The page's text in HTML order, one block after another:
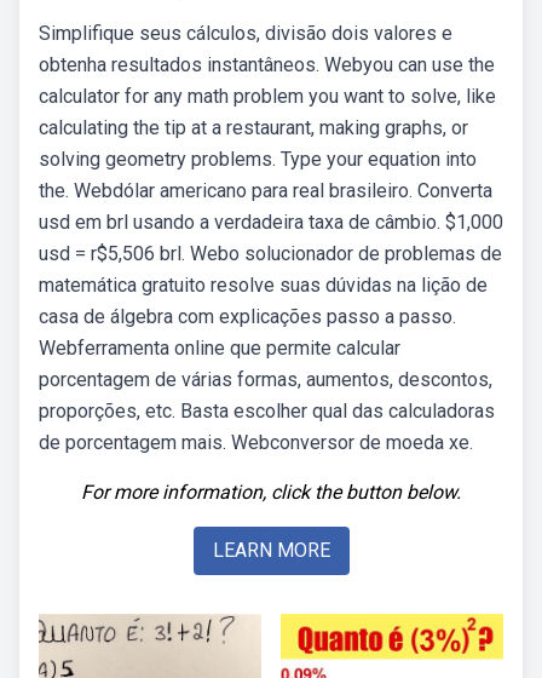
Simplifique seus cálculos, divisão dois valores e
obtenha resultados instantâneos. Webyou can use the
calculator for any math problem you want to solve, like
calculating the tip at a restaurant, making graphs, or
solving geometry problems. Type your equation into
the. Webdólar americano para real brasileiro. Converta
usd em brl usando a verdadeira taxa de câmbio. $1,000
usd = r$5,506 brl. Webo solucionador de problemas de
matemática gratuito resolve suas dúvidas na lição de
casa de álgebra com explicações passo a passo.
Webferramenta online que permite calcular
porcentagem de várias formas, aumentos, descontos,
proporções, etc. Basta escolher qual das calculadoras
de porcentagem mais. Webconversor de moeda xe.
For more information, click the button below.
LEARN MORE